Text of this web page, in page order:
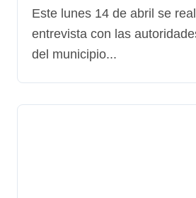
locales
Este lunes 14 de abril se realizó una
entrevista con las
del municipio...